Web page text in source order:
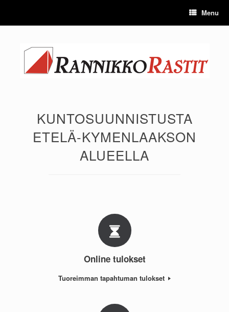
content
Menu
KUNTOSUUNNISTUSTA
ETELÄ-KYMENLAAKSON
ALUEELLA
Online tulokset
Tuoreimman tapahtuman tulokset